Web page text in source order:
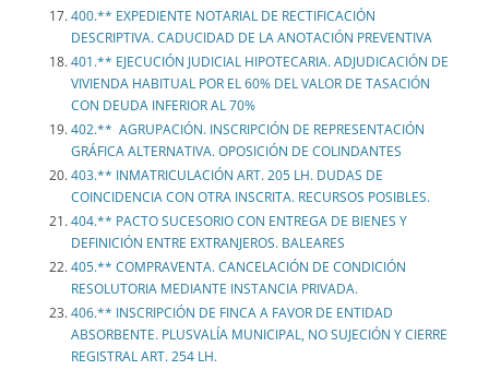
400.** EXPEDIENTE NOTARIAL DE RECTIFICACIÓN
DESCRIPTIVA. CADUCIDAD DE LA ANOTACIÓN PREVENTIVA
401.** EJECUCIÓN JUDICIAL HIPOTECARIA. ADJUDICACIÓN DE
VIVIENDA HABITUAL POR EL 60% DEL VALOR DE TASACIÓN
CON DEUDA INFERIOR AL 70%
402.** AGRUPACIÓN. INSCRIPCIÓN DE REPRESENTACIÓN
GRÁFICA ALTERNATIVA. OPOSICIÓN DE COLINDANTES
403.** INMATRICULACIÓN ART. 205 LH. DUDAS DE
COINCIDENCIA CON OTRA INSCRITA. RECURSOS POSIBLES.
404.** PACTO SUCESORIO CON ENTREGA DE BIENES Y
DEFINICIÓN ENTRE EXTRANJEROS. BALEARES
405.** COMPRAVENTA. CANCELACIÓN DE CONDICIÓN
RESOLUTORIA MEDIANTE INSTANCIA PRIVADA.
406.** INSCRIPCIÓN DE FINCA A FAVOR DE ENTIDAD
ABSORBENTE. PLUSVALÍA MUNICIPAL, NO SUJECIÓN Y CIERRE
REGISTRAL ART. 254 LH.